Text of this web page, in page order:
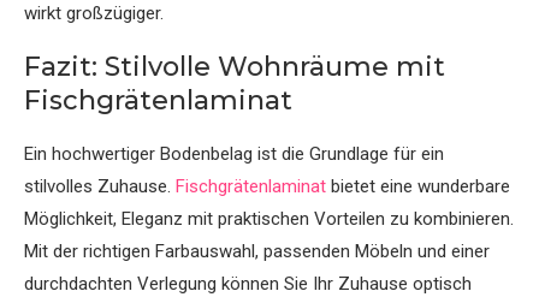
wirkt großzügiger.
Fazit: Stilvolle Wohnräume mit
Fischgrätenlaminat
Ein hochwertiger Bodenbelag ist die Grundlage für ein
stilvolles Zuhause. Fischgrätenlaminat bietet eine wunderbare
Möglichkeit, Eleganz mit praktischen Vorteilen zu kombinieren.
Mit der richtigen Farbauswahl, passenden Möbeln und einer
durchdachten Verlegung können Sie Ihr Zuhause optisch